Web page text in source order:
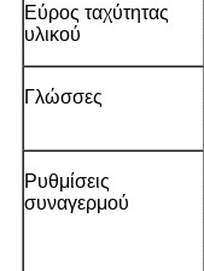
Εύρος ταχύτητας
υλικού
Γλώσσες
Ρυθμίσεις
συναγερμού